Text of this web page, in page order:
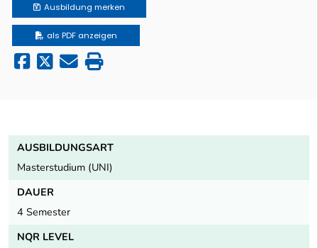
Ausbildung merken
als PDF anzeigen
AUSBILDUNGSART
Masterstudium (UNI)
DAUER
4 Semester
NQR LEVEL